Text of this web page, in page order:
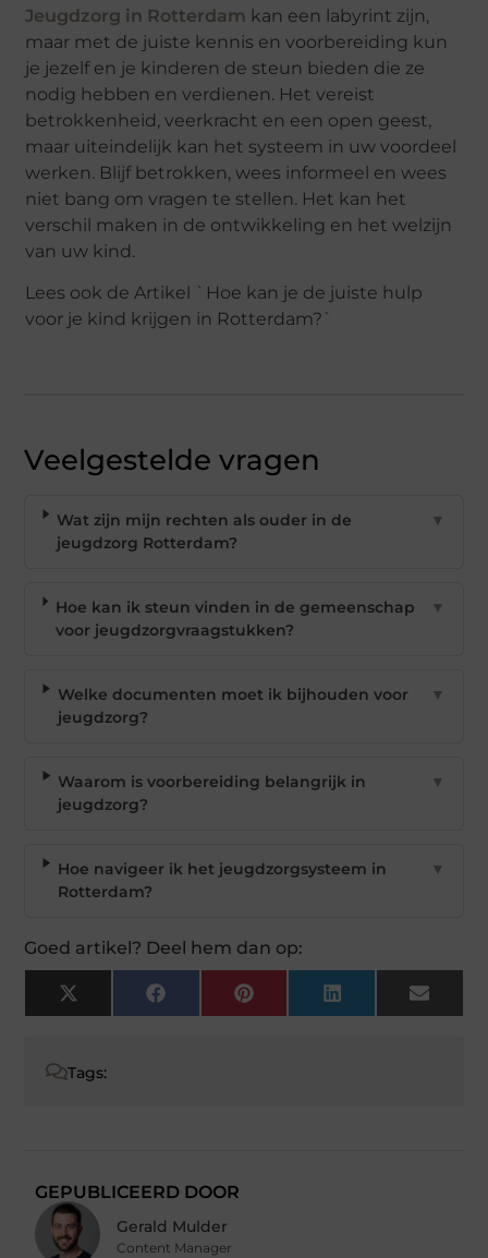
Jeugdzorg in Rotterdam kan een labyrint zijn,
maar met de juiste kennis en voorbereiding kun
je jezelf en je kinderen de steun bieden die ze
nodig hebben en verdienen. Het vereist
betrokkenheid, veerkracht en een open geest,
maar uiteindelijk kan het systeem in uw voordeel
werken. Blijf betrokken, wees informeel en wees
niet bang om vragen te stellen. Het kan het
verschil maken in de ontwikkeling en het welzijn
van uw kind.
Lees ook de Artikel `Hoe kan je de juiste hulp
voor je kind krijgen in Rotterdam?`
Veelgestelde vragen
Wat zijn mijn rechten als ouder in de
jeugdzorg Rotterdam?
▼
Hoe kan ik steun vinden in de gemeenschap
voor jeugdzorgvraagstukken?
▼
Welke documenten moet ik bijhouden voor
jeugdzorg?
▼
Waarom is voorbereiding belangrijk in
jeugdzorg?
▼
Hoe navigeer ik het jeugdzorgsysteem in
Rotterdam?
▼
Goed artikel? Deel hem dan op:
X
(Twitter)
Facebook Pinterest LinkedIn Email
Tags:
GEPUBLICEERD DOOR
Gerald Mulder
Content Manager